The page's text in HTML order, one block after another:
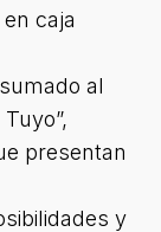
caja
al
presentan
y